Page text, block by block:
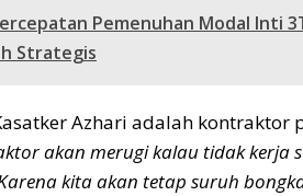
Pemenuhan Modal Inti
Strategis
Azhari adalah kontraktor
akan merugi kalau tidak kerja
kita akan tetap suruh